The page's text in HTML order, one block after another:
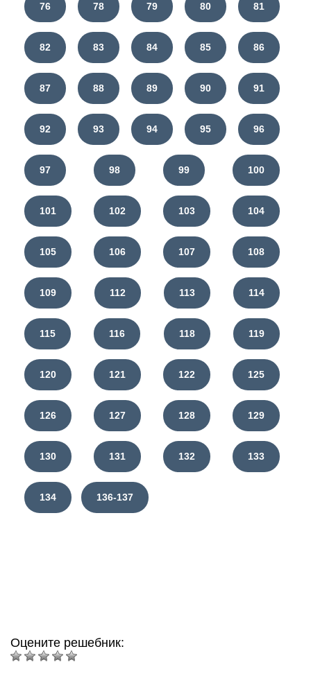
76 78 79 80 81
82 83 84 85 86
87 88 89 90 91
92 93 94 95 96
97 98 99 100
101 102 103 104
105 106 107 108
109 112 113 114
115 116 118 119
120 121 122 125
126 127 128 129
130 131 132 133
134 136-137
Оцените решебник: